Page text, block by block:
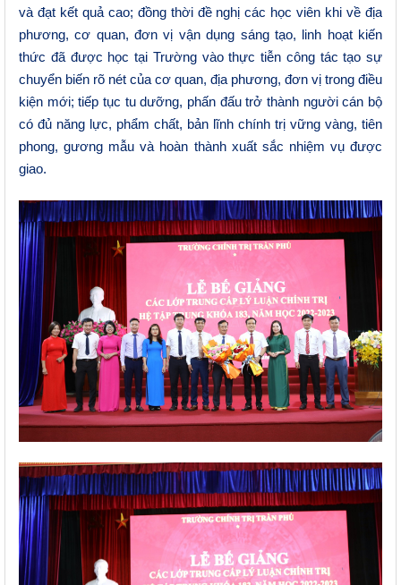
và đạt kết quả cao; đồng thời đề nghị các học viên khi về địa
phương, cơ quan, đơn vị vận dụng sáng tạo, linh hoạt kiến
thức đã được học tại Trường vào thực tiễn công tác tạo sự
chuyển biến rõ nét của cơ quan, địa phương, đơn vị trong điều
kiện mới; tiếp tục tu dưỡng, phấn đấu trở thành người cán bộ
có đủ năng lực, phẩm chất, bản lĩnh chính trị vững vàng, tiên
phong, gương mẫu và hoàn thành xuất sắc nhiệm vụ được
giao.